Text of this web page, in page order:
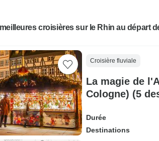
croisières sur le Rhin au départ
Croisière fluviale
La magie de
Cologne) (5
Durée
Destinations